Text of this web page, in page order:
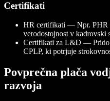
Certifikati
HR certifikati — Npr. PHR
verodostojnost v kadrovski
Certifikati za L&D —
CPLP, ki potrjuje
Povprečna plača
razvoja